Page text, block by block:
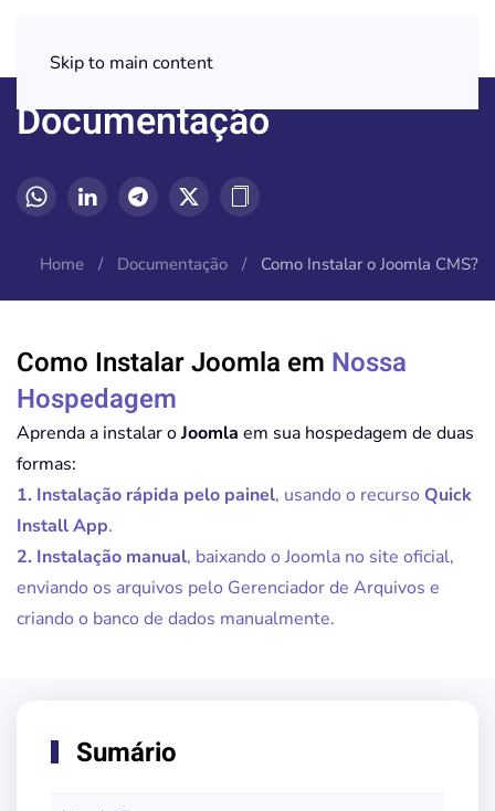
Skip to main content
Documentação
Home Documentação Como Instalar o Joomla CMS?
Como Instalar Joomla em Nossa
Hospedagem
Aprenda a instalar oJoomla em sua hospedagem de duas
formas:
1. Instalação rápida pelo painel, usando o recurso Quick
Install App.
2. Instalação manual, baixando o Joomla no site oficial,
enviando os arquivos pelo Gerenciador de Arquivos e
criando o banco de dados manualmente.
Sumário